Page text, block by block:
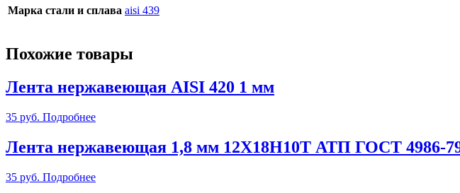
Марка стали и сплава aisi 439
Похожие товары
Лента нержавеющая AISI 420 1 мм
35 руб. Подробнее
Лента нержавеющая 1,8 мм 12Х18Н10Т АТП ГОСТ 4986-
35 руб. Подробнее